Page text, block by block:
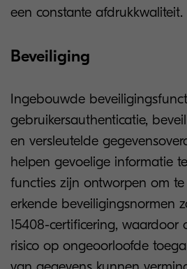
een constante afdrukkwaliteit.
Beveiliging
Ingebouwde
gebruikersauthenticatie,
en versleutelde
helpen gevoelige informatie
functies zijn ontworpen om
erkende beveiligingsnormen
15408-certificering, waardoor
risico op ongeoorloofde